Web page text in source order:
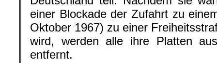
einer Blockade der Zufahrt zu
Oktober 1967) zu einer
wird, werden alle ihre Platten
entfernt.